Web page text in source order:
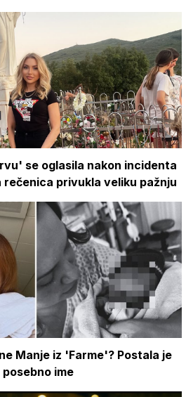
se oglasila nakon incidenta
rečenica privukla veliku pažnju
Manje iz 'Farme'? Postala je
ime